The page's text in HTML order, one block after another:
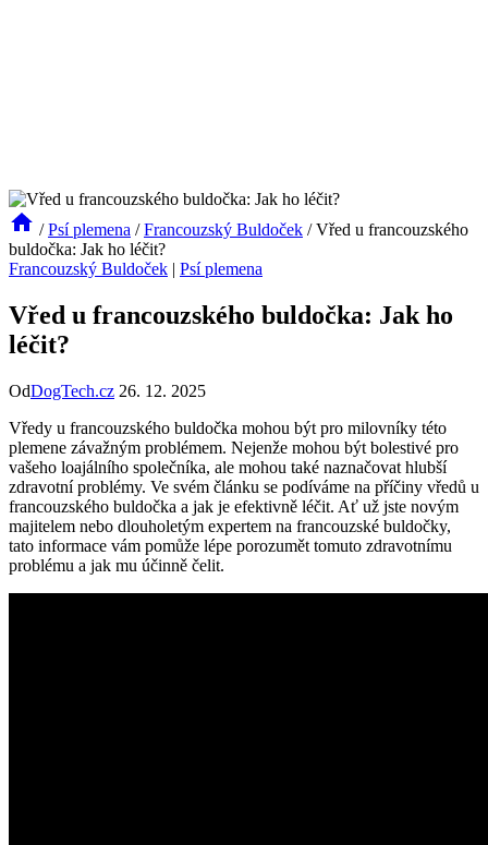
/ Psí plemena / Francouzský Buldoček / Vřed u francouzského
buldočka: Jak ho léčit?
Francouzský Buldoček | Psí plemena
Vřed u francouzského buldočka: Jak ho
léčit?
OdDogTech.cz 26. 12. 2025
Vředy u francouzského buldočka mohou být pro milovníky této
plemene závažným problémem. Nejenže mohou být bolestivé pro
vašeho loajálního společníka, ale mohou také naznačovat hlubší
zdravotní problémy. Ve svém článku se podíváme na příčiny vředů u
francouzského buldočka a jak je efektivně léčit. Ať už jste novým
majitelem nebo dlouholetým expertem na francouzské buldočky,
tato informace vám pomůže lépe porozumět tomuto zdravotnímu
problému a jak mu účinně čelit.